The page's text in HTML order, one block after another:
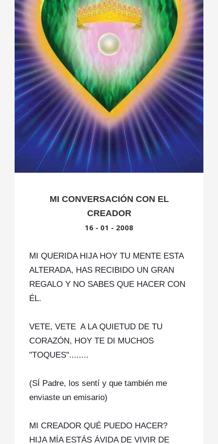
MI CONVERSACIÓN CON EL
CREADOR
16 - 01 - 2008
MI QUERIDA HIJA HOY TU MENTE ESTA
ALTERADA, HAS RECIBIDO UN GRAN
REGALO Y NO SABES QUE HACER CON
ÉL.
VETE, VETE A LA QUIETUD DE TU
CORAZÓN, HOY TE DI MUCHOS
"TOQUES"........
(SÍ Padre, los sentí y que también me
enviaste un emisario)
MI CREADOR QUÉ PUEDO HACER?
HIJA MÍA ESTÁS ÁVIDA DE VIVIR DE